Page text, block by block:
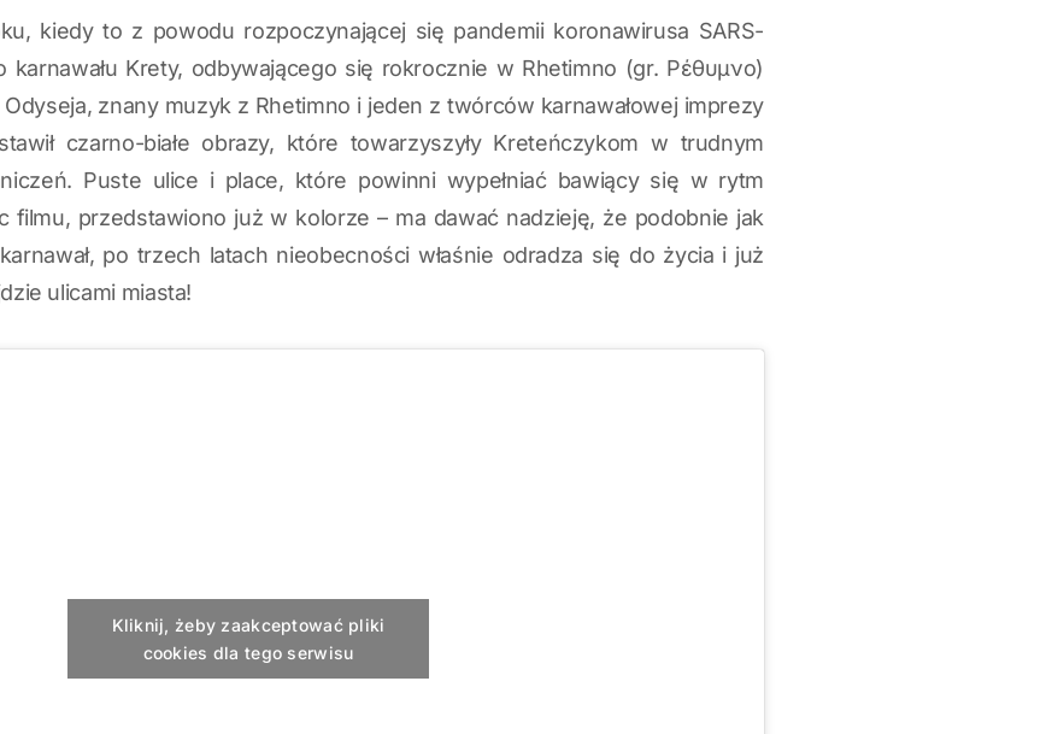
kiedy to z powodu rozpoczynającej się pandemii koronawirusa SARS-
karnawału Krety, odbywającego się rokrocznie w Rhetimno (gr. Ρέθυμνο)
Odyseja, znany muzyk z Rhetimno i jeden z twórców karnawałowej imprezy
czarno-białe obrazy, które towarzyszyły Kreteńczykom w trudnym
Puste ulice i place, które powinni wypełniać bawiący się w rytm
filmu, przedstawiono już w kolorze – ma dawać nadzieję, że podobnie jak
po trzech latach nieobecności właśnie odradza się do życia i już
ulicami miasta!
Kliknij, żeby zaakceptować pliki
cookies dla tego serwisu